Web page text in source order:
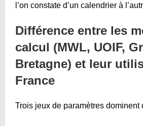
l’on constate d’un calendrier à
Différence entre les
calcul (MWL, UOIF,
Bretagne) et leur
France
Trois jeux de paramètres dominent